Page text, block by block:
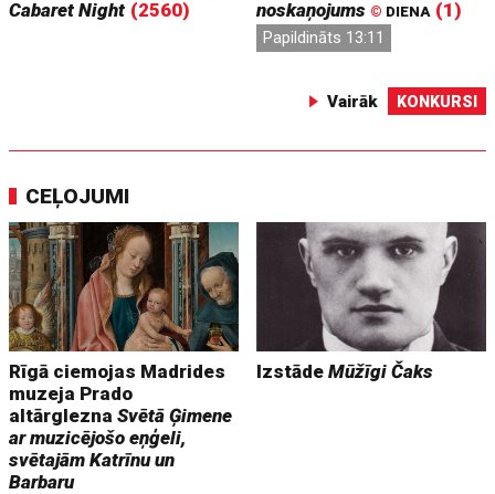
Cabaret Night (2560)
noskaņojums © DIENA (1)
Papildināts 13:11
Vairāk KONKURSI
CEĻOJUMI
Rīgā ciemojas Madrides
muzeja Prado
altārgleznaSvētā Ģimene
ar muzicējošo eņģeli,
svētajām Katrīnu un
Barbaru
IzstādeMūžīgi Čaks